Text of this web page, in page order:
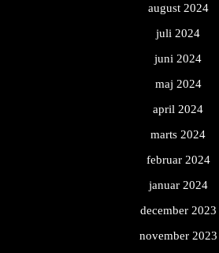
august 2024
juli 2024
juni 2024
maj 2024
april 2024
marts 2024
februar 2024
januar 2024
december 2023
november 2023